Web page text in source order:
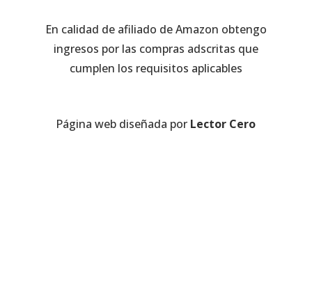
En calidad de afiliado de Amazon obtengo
ingresos por las compras adscritas que
cumplen los requisitos aplicables
Página web diseñada por Lector Cero